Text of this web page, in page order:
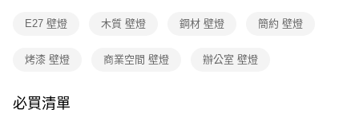
２．訂單成立數日內，您將收到繳費通知簡訊。
３．收到繳費通知簡訊後14天內，點擊此簡訊中的連結，可透過四大超商／
※ 請注意：結帳手續完成當下不需立刻繳費，但若您需要取消訂單，請聯絡
※ 交易是否成功請以「AFTEE先享後付 」之結帳頁面顯示為準，若有關於
E27 壁燈 木質 壁燈 鋼材 壁燈 簡約 壁燈
烤漆 壁燈 商業空間 壁燈 辦公室 壁燈
必買清單